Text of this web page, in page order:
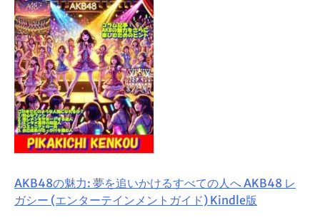
AKB48の魅力: 夢を追いかけるすべての人へ AKB48 レ
ガシー (エンターテインメントガイド) Kindle版